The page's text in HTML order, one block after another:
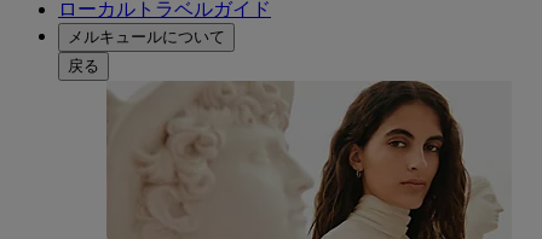
ローカルトラベルガイド
メルキュールについて
戻る